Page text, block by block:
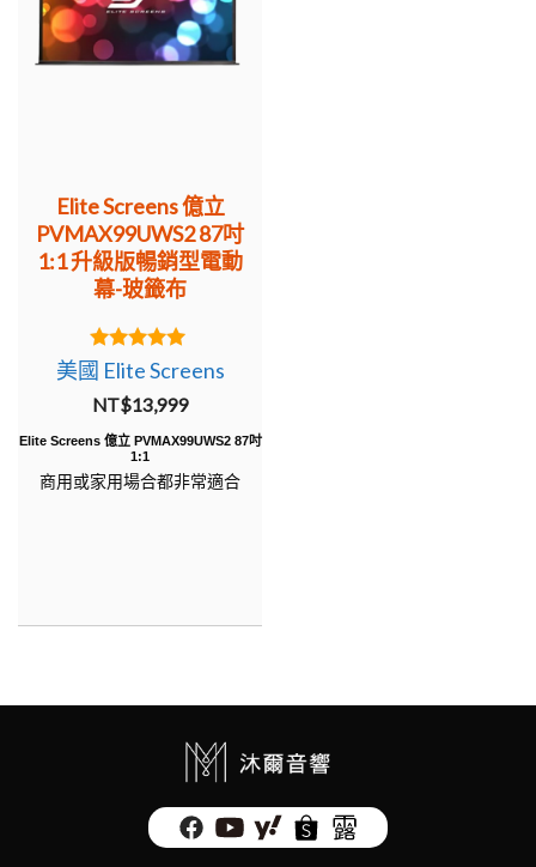
Elite Screens 億立
PVMAX99UWS2 87吋
1:1 升級版暢銷型電動
幕-玻籤布
5.00
out of 5
美國 Elite Screens
NT$13,999
Elite Screens 億立 PVMAX99UWS2 87吋
1:1
商用或家用場合都非常適合